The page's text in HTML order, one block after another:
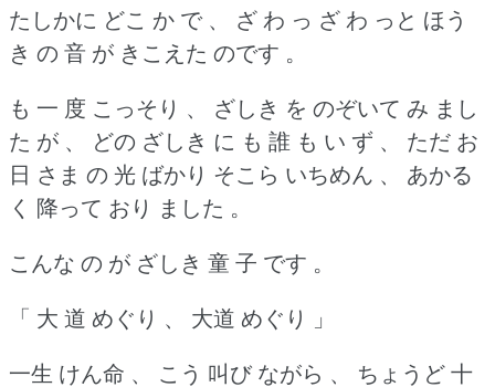
たしかに どこ か で 、 ざ わ っ ざ わ っと ほう
き の 音 が きこえた のです 。
も 一 度 こっそり 、 ざしき を のぞいて み まし
た が 、 どの ざしき に も 誰 も い ず 、 ただ お
日 さま の 光 ばかり そこら いちめん 、 あかる
く 降って おり ました 。
こんな の が ざしき 童 子 です 。
「 大 道 めぐり 、 大道 めぐり 」
一生 けん命 、 こう 叫び ながら 、 ちょうど 十